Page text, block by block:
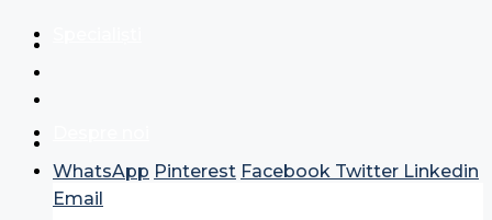
WhatsApp Pinterest Facebook Twitter Linkedin
Email